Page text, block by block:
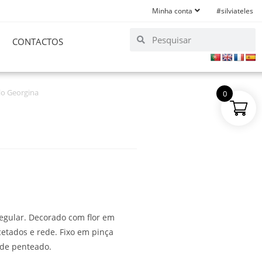
Minha conta #silviateles
CONTACTOS
Georgina
Decorado com flor em
e rede. Fixo em pinça
penteado.
0